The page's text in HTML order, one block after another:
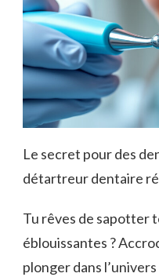
Le secret pour des
détartreur dentaire
Tu rêves de sapotter
éblouissantes ?
plonger dans